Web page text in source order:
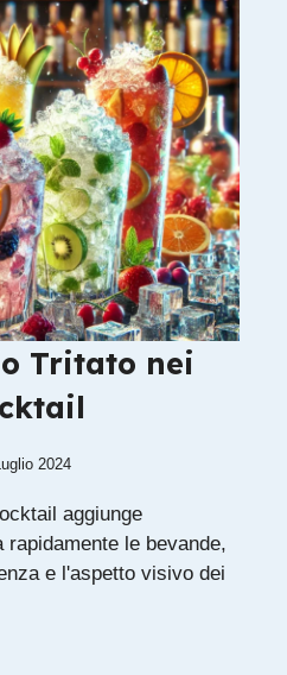
Tritato nei
2024
aggiunge
le bevande,
e l'aspetto visivo dei